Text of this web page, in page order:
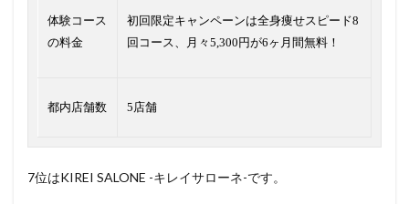
体験コース
の料金
初回限定キャンペーンは全身痩せスピード8
回コース、月々5,300円が6ヶ月間無料！
都内店舗数 5店舗
7位はKIREI SALONE -キレイサローネ-です。